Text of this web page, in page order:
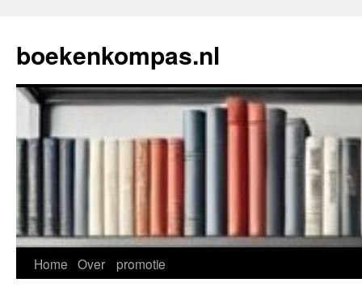
de
inhoud
boekenkompas.nl
Home Over promotie